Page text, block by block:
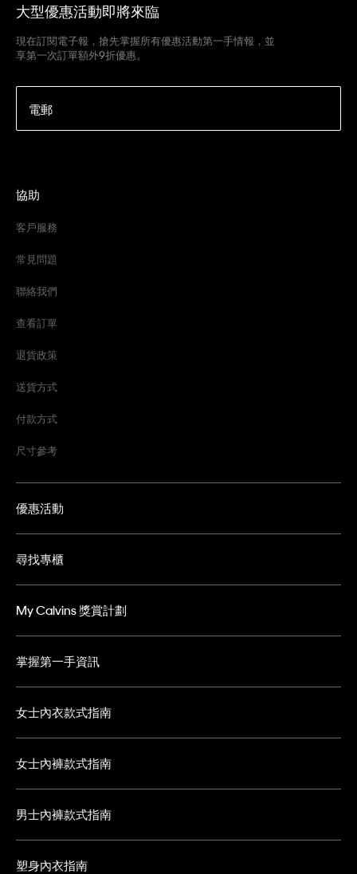
大型優惠活動即將來臨
現在訂閱電子報，搶先掌握所有優惠活動第一手情報，並
享第一次訂單額外9折優惠。
電郵
協助
客戶服務
常見問題
聯絡我們
查看訂單
退貨政策
送貨方式
付款方式
尺寸參考
優惠活動
尋找專櫃
My Calvins 獎賞計劃
掌握第一手資訊
女士內衣款式指南
女士內褲款式指南
男士內褲款式指南
塑身內衣指南